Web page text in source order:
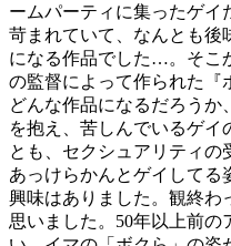
ームパーティに集ったゲイ
苛まれていて、なんとも後
になる作品でした…。そこ
の監督によって作られた『
どんな作品になるだろうか
を抱え、苦しんでいるゲ
とも、セクシュアリティの
あっけらかんとゲイしてる
興味はありました。観終わ
思いました。50年以上前